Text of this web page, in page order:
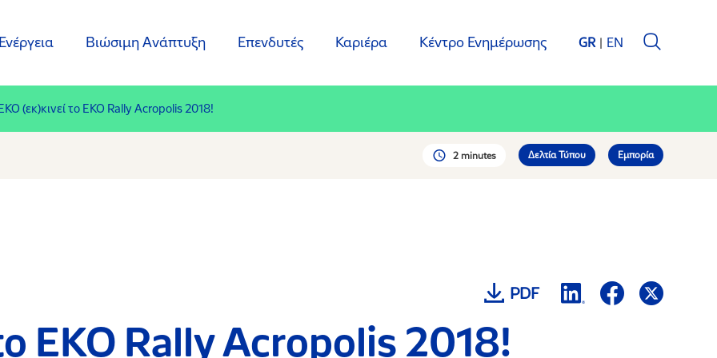
Ενέργεια Βιώσιμη Ανάπτυξη Επενδυτές Καριέρα Κέντρο Ενημέρωσης GR EN
(εκ)κινεί το ΕΚΟ Rally Acropolis 2018!
2 minutes Δελτία Τύπου Εμπορία
PDF
ΕΚΟ Rally Acropolis 2018!